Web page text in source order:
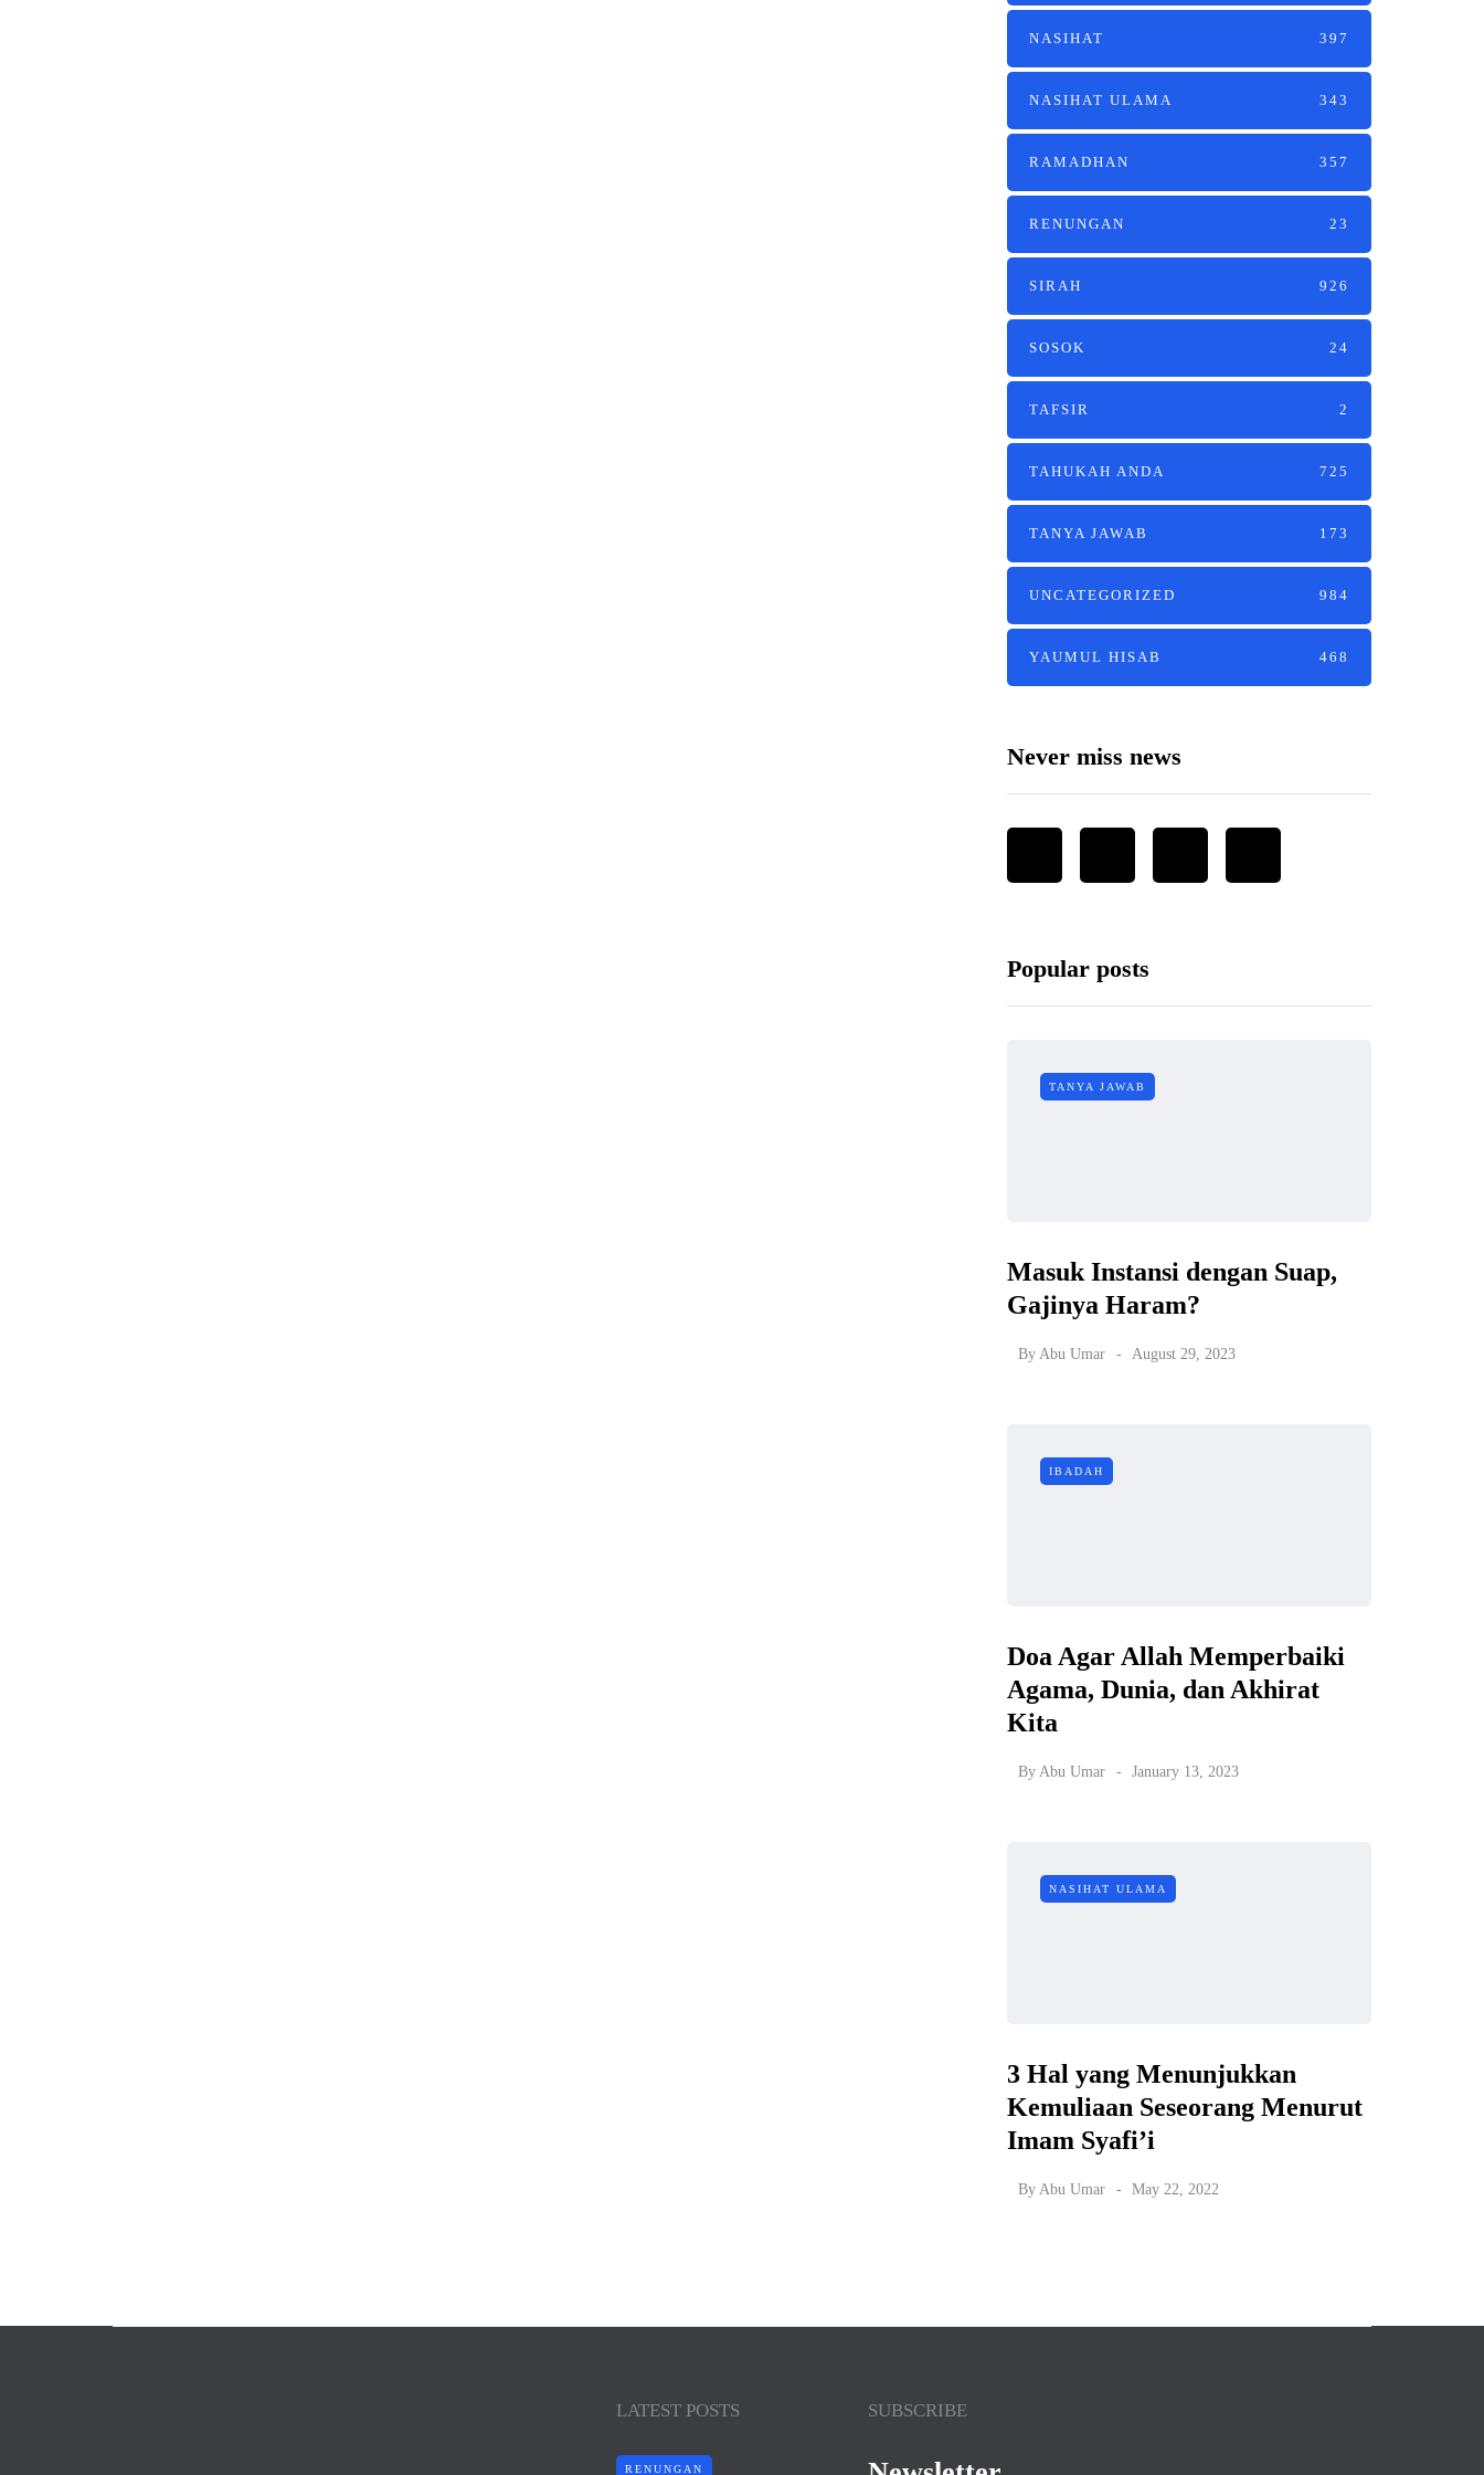
NASIHAT 397
NASIHAT ULAMA 343
RAMADHAN 357
RENUNGAN 23
SIRAH 926
SOSOK 24
TAFSIR 2
TAHUKAH ANDA 725
TANYA JAWAB 173
UNCATEGORIZED 984
YAUMUL HISAB 468
Never miss news
Popular posts
TANYA JAWAB
Masuk Instansi dengan Suap,
Gajinya Haram?
By Abu Umar August 29, 2023
IBADAH
Doa Agar Allah Memperbaiki
Agama, Dunia, dan Akhirat
Kita
By Abu Umar January 13, 2023
NASIHAT ULAMA
3 Hal yang Menunjukkan
Kemuliaan Seseorang Menurut
Imam Syafi’i
By Abu Umar May 22, 2022
LATEST POSTS
RENUNGAN
SUBSCRIBE